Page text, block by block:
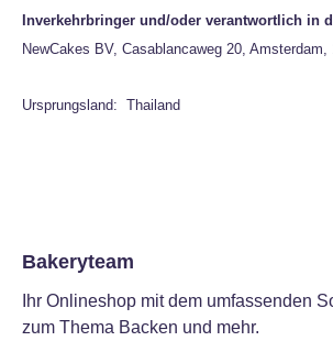
Inverkehrbringer und/oder verantwortlich in
NewCakes BV, Casablancaweg 20,
Ursprungsland: Thailand
Bakeryteam
Ihr Onlineshop mit dem umfassenden
zum Thema Backen und mehr.